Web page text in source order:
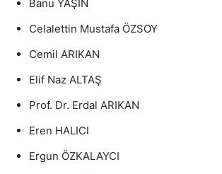
Banu YAŞİN
Celalettin Mustafa ÖZSOY
Cemil ARIKAN
Elif Naz ALTAŞ
Prof. Dr. Erdal ARIKAN
Eren HALICI
Ergun ÖZKALAYCI